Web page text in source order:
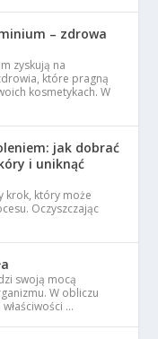
– zdrowa
zyskują na
które pragną
kosmetykach. W
jak dobrać
i uniknąć
krok, który może
Oczyszczając
swoją mocą
W obliczu
…